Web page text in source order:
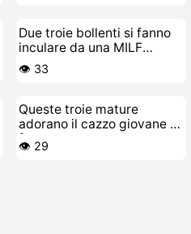
Due troie bollenti si fanno
inculare da una MILF
lesbica
👁️ 33
Queste troie mature
adorano il cazzo giovane e
fresco
👁️ 29